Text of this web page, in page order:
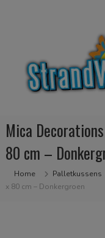
zodat
strandgevoel
in
huis
kan
halen
Mica
80 cm –
Home Palletkussens
x 80 cm – Donkergroen